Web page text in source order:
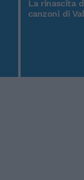
La rinascita
canzoni di